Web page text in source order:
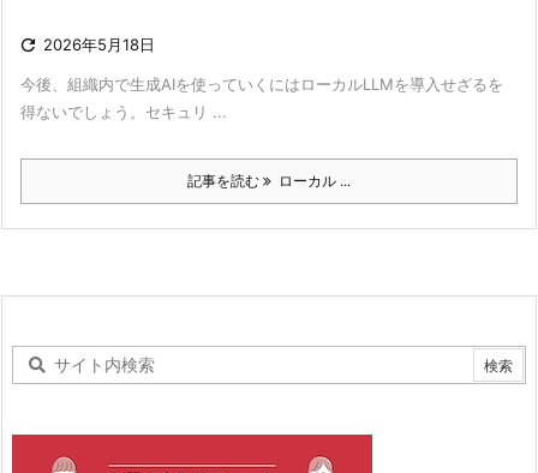
 2026年5月18日
今後、組織内で生成AIを使っていくにはローカルLLMを導入せざるを
得ないでしょう。セキュリ ...
記事を読む ローカル ...